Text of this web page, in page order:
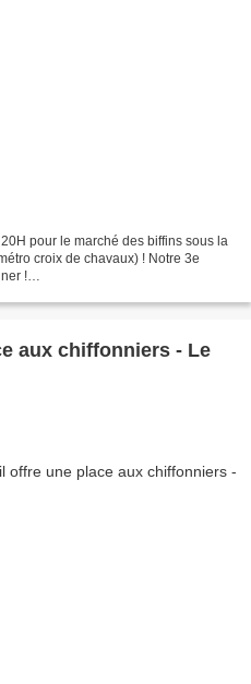
pour le marché des biffins sous la
croix de chavaux) ! Notre 3e
!
aux chiffonniers - Le